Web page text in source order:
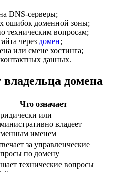
DNS-серверы;
ошибок доменной зоны;
техническим вопросам;
через домен;
или смене хостинга;
данных.
домена
Что означает
или
владеет
именем
за управленческие
по домену
технические вопросы